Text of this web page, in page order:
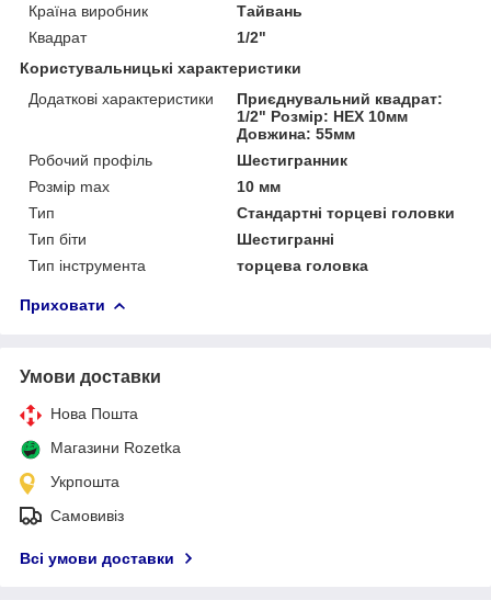
Країна виробник
Тайвань
Квадрат
1/2"
Користувальницькі характеристики
Додаткові характеристики
Приєднувальний квадрат:
1/2" Розмір: HEX 10мм
Довжина: 55мм
Робочий профіль
Шестигранник
Розмір max
10 мм
Тип
Стандартні торцеві головки
Тип біти
Шестигранні
Тип інструмента
торцева головка
Приховати
Умови доставки
Нова Пошта
Магазини Rozetka
Укрпошта
Самовивіз
Всі умови доставки